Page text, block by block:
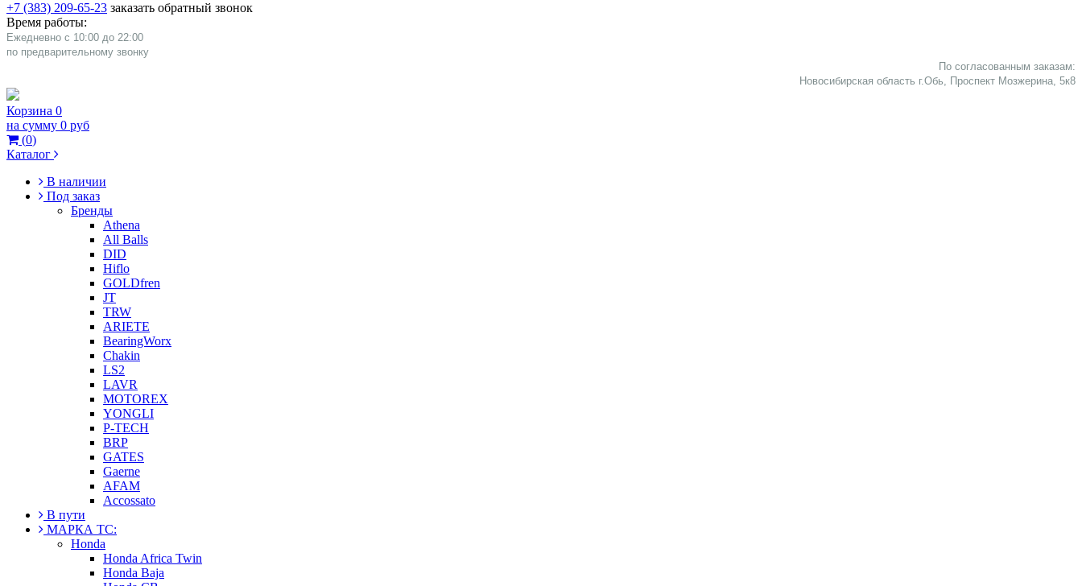
+7 (383) 209-65-23 заказать обратный звонок
Время работы:
Ежедневно с 10:00 до 22:00
​по предварительному звонку
По согласованным заказам:
Новосибирская область г.Обь, Проспект Мозжерина, 5к8​
Корзина 0
на сумму 0 руб
(0)
Каталог
В наличии
Под заказ
Бренды
Athena
All Balls
DID
Hiflo
GOLDfren
JT
TRW
ARIETE
BearingWorx
Chakin
LS2
LAVR
MOTOREX
YONGLI
P-TECH
BRP
GATES
Gaerne
AFAM
Accossato
В пути
МАРКА ТС:
Honda
Honda Africa Twin
Honda Baja